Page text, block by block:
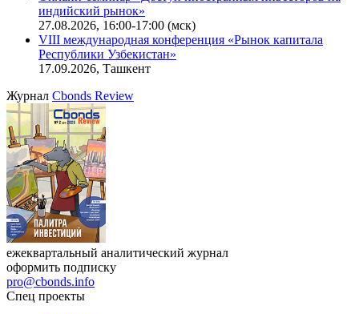
Онлайн-семинар «Новый стандарт инвестиций в
офисную недвижимость»
11.08.2026, 16:30-18:00 (мск)
Онлайн-семинар «Доступ иностранных инвесторов на
индийский рынок»
VIII международная конференция «Рынок капитала
Республики Узбекистан»
17.09.2026, Ташкент
ЖурналCbonds Review